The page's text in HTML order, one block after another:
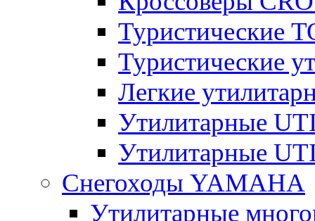
Туристические
Туристические
Легкие
Утилитарные
Утилитарные
Снегоходы YAMAHA
Утилитарные